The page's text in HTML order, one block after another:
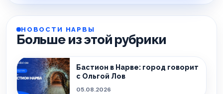
НОВОСТИ НАРВЫ
Больше из этой рубрики
Бастион в Нарве: город говорит
с Ольгой Лов
05.08.2026